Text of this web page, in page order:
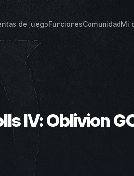
de juegoFuncionesComunidadMi
IV: Oblivion